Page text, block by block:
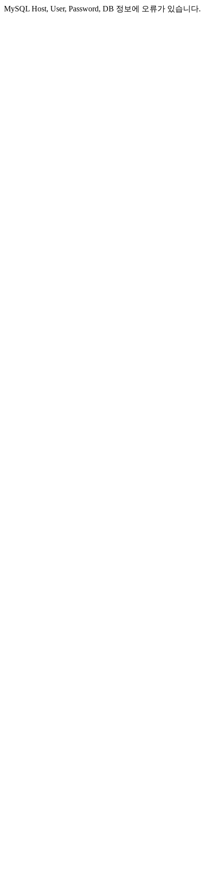
MySQL Host, User, Password, DB 정보에 오류가 있습니다.